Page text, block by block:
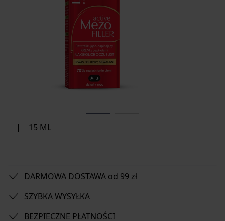
| 15 ML
DARMOWA DOSTAWA od 99 zł
SZYBKA WYSYŁKA
BEZPIECZNE PŁATNOŚCI